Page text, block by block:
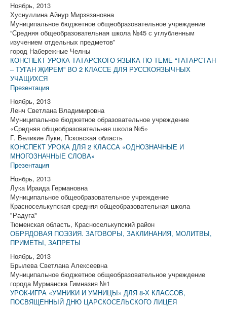
Ноябрь, 2013
Хуснуллина Айнур Мирзязановна
Муниципальное бюджетное общеобразовательное учреждение
“Средняя общеобразовательная школа №45 с углубленным
изучением отдельных предметов”
город Набережные Челны
КОНСПЕКТ УРОКА ТАТАРСКОГО ЯЗЫКА ПО ТЕМЕ “ТАТАРСТАН
– ТУГАН ҖИРЕМ” ВО 2 КЛАССЕ ДЛЯ РУССКОЯЗЫЧНЫХ
УЧАЩИХСЯ
Презентация
Ноябрь, 2013
Ленч Светлана Владимировна
Муниципальное бюджетное образовательное учреждение
«Средняя общеобразовательная школа №5»
Г. Великие Луки, Псковская область
КОНСПЕКТ УРОКА ДЛЯ 2 КЛАССА «ОДНОЗНАЧНЫЕ И
МНОГОЗНАЧНЫЕ СЛОВА»
Презентация
Ноябрь, 2013
Лука Ираида Германовна
Муниципальное общеобразовательное учреждение
Красноселькупская средняя общеобразовательная школа
"Радуга"
Тюменская область, Красноселькупский район
ОБРЯДОВАЯ ПОЭЗИЯ. ЗАГОВОРЫ, ЗАКЛИНАНИЯ, МОЛИТВЫ,
ПРИМЕТЫ, ЗАПРЕТЫ
Ноябрь, 2013
Брылева Светлана Алексеевна
Муниципальное бюджетное общеобразовательное учреждение
города Мурманска Гимназия №1
УРОК-ИГРА «УМНИКИ И УМНИЦЫ» ДЛЯ 8-Х КЛАССОВ,
ПОСВЯЩЕННЫЙ ДНЮ ЦАРСКОСЕЛЬСКОГО ЛИЦЕЯ